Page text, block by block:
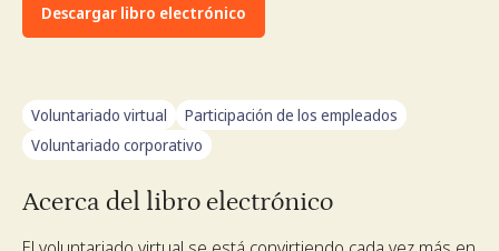
Descargar libro electrónico
Voluntariado virtual
Participación de los empleados
Voluntariado corporativo
Acerca del libro electrónico